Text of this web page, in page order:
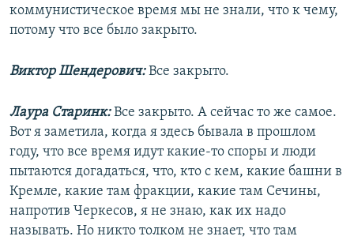
коммунистическое время мы не знали, что к чему,
потому что все было закрыто.
Виктор Шендерович:Все закрыто.
Лаура Старинк:Все закрыто. А сейчас то же самое.
Вот я заметила, когда я здесь бывала в прошлом
году, что все время идут какие-то споры и люди
пытаются догадаться, что, кто с кем, какие башни в
Кремле, какие там фракции, какие там Сечины,
напротив Черкесов, я не знаю, как их надо
называть. Но никто толком не знает, что там